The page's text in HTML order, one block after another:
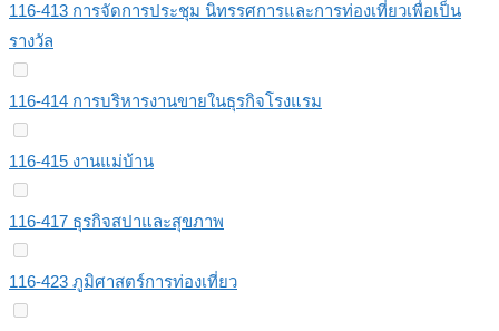
116-413 การจัดการประชุม นิทรรศการและการท่องเที่ยวเพื่อเป็น
รางวัล
116-414 การบริหารงานขายในธุรกิจโรงแรม
116-415 งานแม่บ้าน
116-417 ธุรกิจสปาและสุขภาพ
116-423 ภูมิศาสตร์การท่องเที่ยว